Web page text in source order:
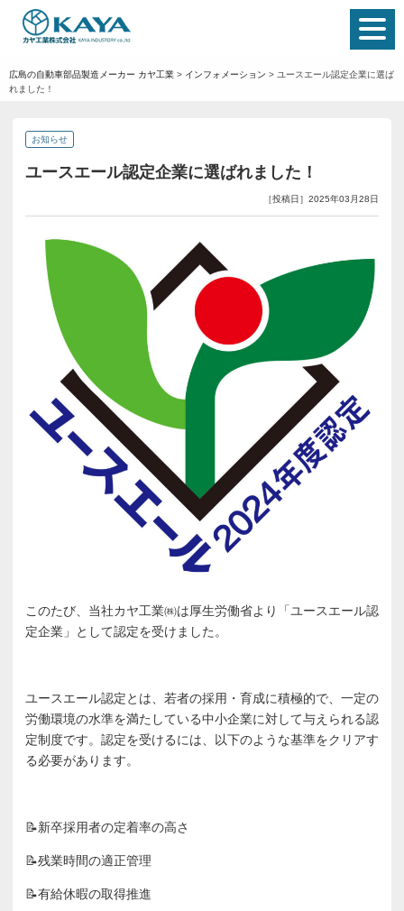
広島の自動車部品製造メーカー カヤ工業 > インフォメーション > ユースエール認定企業に選ば
れました！
お知らせ
ユースエール認定企業に選ばれました！
［投稿日］2025年03月28日
このたび、当社カヤ工業㈱は厚生労働省より「ユースエール認
定企業」として認定を受けました。
ユースエール認定とは、若者の採用・育成に積極的で、一定の
労働環境の水準を満たしている中小企業に対して与えられる認
定制度です。認定を受けるには、以下のような基準をクリアす
る必要があります。
📝新卒採用者の定着率の高さ
📝残業時間の適正管理
📝有給休暇の取得推進